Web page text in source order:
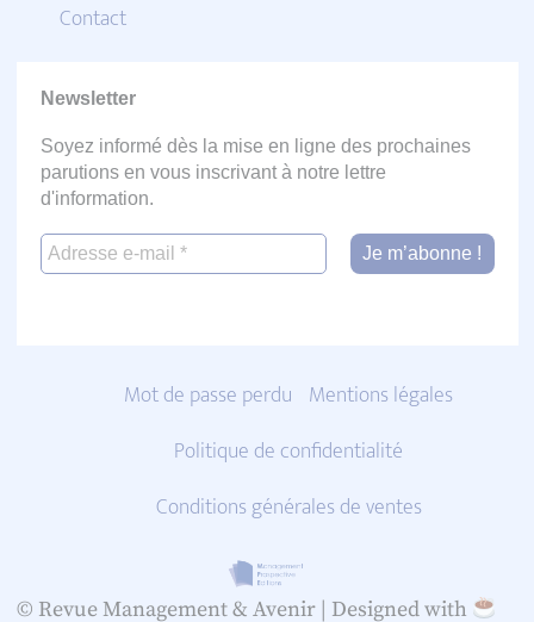
Contact
Newsletter
Soyez informé dès la mise en ligne des prochaines
parutions en vous inscrivant à notre lettre
d'information.
Mot de passe perdu Mentions légales
Politique de confidentialité
Conditions générales de ventes
© Revue Management & Avenir | Designed with